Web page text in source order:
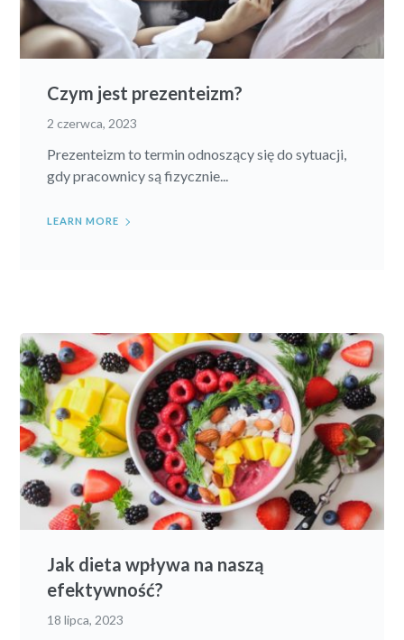
Czym jest prezenteizm?
2 czerwca, 2023
Prezenteizm to termin odnoszący się do sytuacji,
gdy pracownicy są fizycznie...
LEARN MORE
Jak dieta wpływa na naszą
efektywność?
18 lipca, 2023